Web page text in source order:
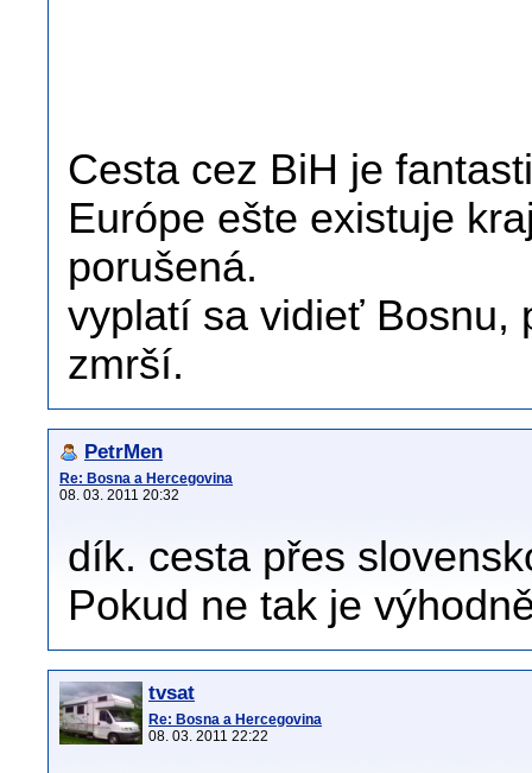
Cesta cez BiH je
Európe ešte existuje
porušená.
vyplatí sa vidieť Bosnu,
zmrší.
PetrMen
Re: Bosna a Hercegovina
08. 03. 2011 20:32
dík. cesta přes
Pokud ne tak je
tvsat
Re: Bosna a Hercegovina
08. 03. 2011 22:22